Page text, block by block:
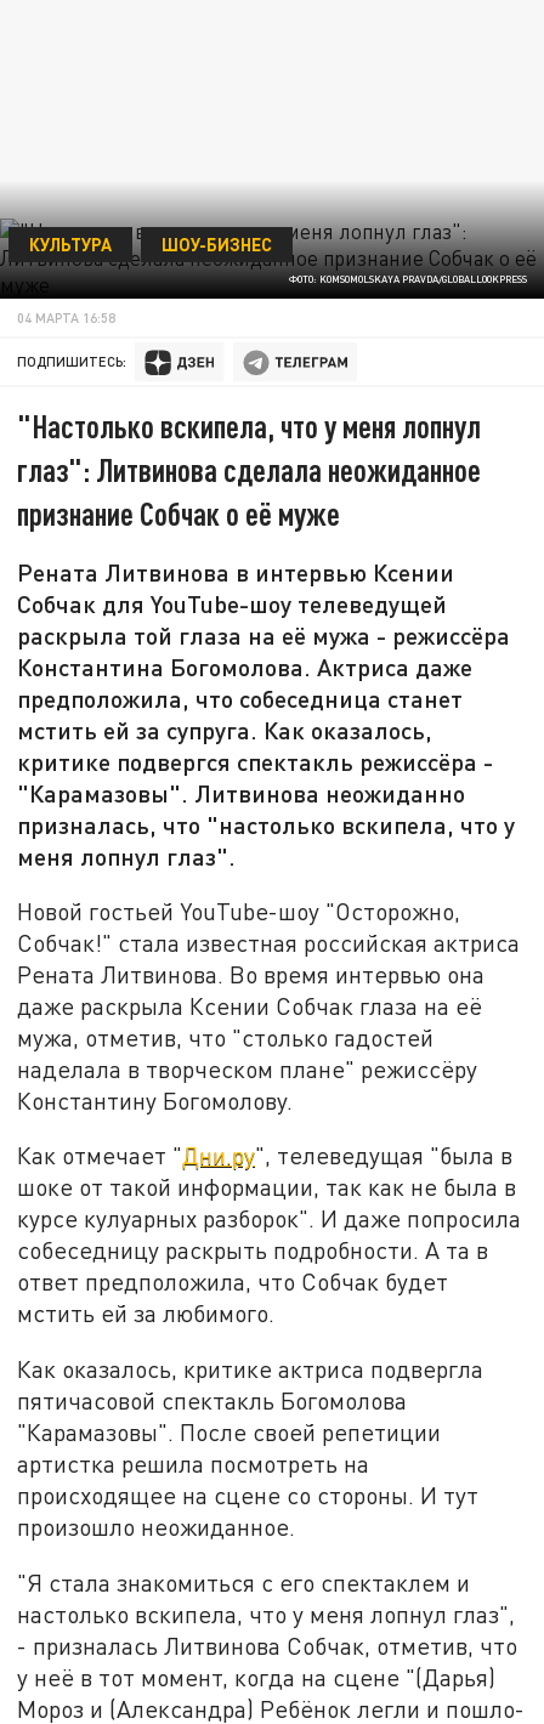
ФОТО: KOMSOMOLSKAYA PRAVDA/GLOBALLOOKPRESS
КУЛЬТУРА ШОУ-БИЗНЕС
04 МАРТА 16:58
ПОДПИШИТЕСЬ:
"Настолько вскипела, что у меня лопнул
глаз": Литвинова сделала неожиданное
признание Собчак о её муже
Рената Литвинова в интервью Ксении
Собчак для YouTube-шоу телеведущей
раскрыла той глаза на её мужа - режиссёра
Константина Богомолова. Актриса даже
предположила, что собеседница станет
мстить ей за супруга. Как оказалось,
критике подвергся спектакль режиссёра -
"Карамазовы". Литвинова неожиданно
призналась, что "настолько вскипела, что у
меня лопнул глаз".
Новой гостьей YouTube-шоу "Осторожно,
Собчак!" стала известная российская актриса
Рената Литвинова. Во время интервью она
даже раскрыла Ксении Собчак глаза на её
мужа, отметив, что "столько гадостей
наделала в творческом плане" режиссёру
Константину Богомолову.
Как отмечает "Дни.ру", телеведущая "была в
шоке от такой информации, так как не была в
курсе кулуарных разборок". И даже попросила
собеседницу раскрыть подробности. А та в
ответ предположила, что Собчак будет
мстить ей за любимого.
Как оказалось, критике актриса подвергла
пятичасовой спектакль Богомолова
"Карамазовы". После своей репетиции
артистка решила посмотреть на
происходящее на сцене со стороны. И тут
произошло неожиданное.
"Я стала знакомиться с его спектаклем и
настолько вскипела, что у меня лопнул глаз",
- призналась Литвинова Собчак, отметив, что
у неё в тот момент, когда на сцене "(Дарья)
Мороз и (Александра) Ребёнок легли и пошло-